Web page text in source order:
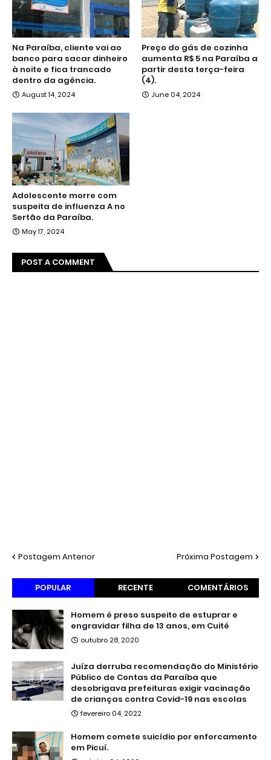
Na Paraíba, cliente vai ao
banco para sacar dinheiro
à noite e fica trancado
dentro da agência.
August 14, 2024
Preço do gás de cozinha
aumenta R$ 5 na Paraíba a
partir desta terça-feira
(4).
June 04, 2024
Adolescente morre com
suspeita de influenza A no
Sertão da Paraíba.
May 17, 2024
POST A COMMENT
Postagem Anterior Próxima Postagem
POPULAR RECENTE COMENTÁRIOS
Homem é preso suspeito de estuprar e
engravidar filha de 13 anos, em Cuité
outubro 28, 2020
Juíza derruba recomendação do Ministério
Público de Contas da Paraíba que
desobrigava prefeituras exigir vacinação
de crianças contra Covid-19 nas escolas
fevereiro 04, 2022
Homem comete suicídio por enforcamento
em Picuí.